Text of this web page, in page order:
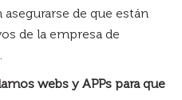
de que están
de la empresa de
webs y APPs para que